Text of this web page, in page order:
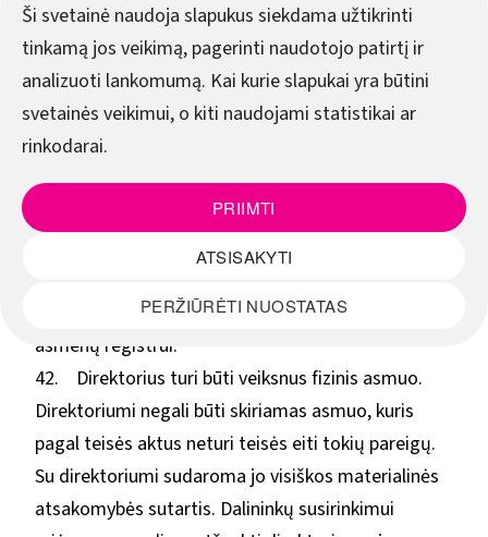
Ši svetainė naudoja slapukus siekdama užtikrinti
tinkamą jos veikimą, pagerinti naudotojo patirtį ir
analizuoti lankomumą. Kai kurie slapukai yra būtini
svetainės veikimui, o kiti naudojami statistikai ar
rinkodarai.
PRIIMTI
ATSISAKYTI
PERŽIŪRĖTI NUOSTATAS
pareigų, nustato jo atlyginimą, tvirtina pareigybės
aprašymą, skatina ir skiria nuobaudas dalininkų
susirinkimas. Direktorius pradeda eiti pareigas nuo
paskyrimo, jeigu su juo sudarytoje darbo sutartyje
nenustatyta kitaip. Darbo sutartį su direktoriumi
sudaro ir nutraukia dalininkų susirinkimo įgaliotas
asmuo. Apie direktoriaus paskyrimą ar atleidimą bei
sutarties su juo pasibaigimą kitais pagrindais
per 5 darbo dienas privalo pranešti juridinių
asmenų registrui.
42. Direktorius turi būti veiksnus fizinis asmuo.
Direktoriumi negali būti skiriamas asmuo, kuris
pagal teisės aktus neturi teisės eiti tokių pareigų.
Su direktoriumi sudaroma jo visiškos materialinės
atsakomybės sutartis. Dalininkų susirinkimui